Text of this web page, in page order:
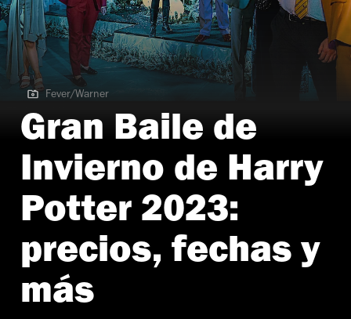
Fever/Warner
Fever/Warner
Gran Baile de
Invierno de Harry
Potter 2023:
precios, fechas y
más